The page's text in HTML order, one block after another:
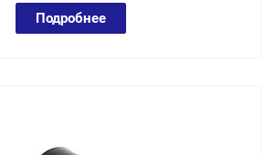
Подробнее